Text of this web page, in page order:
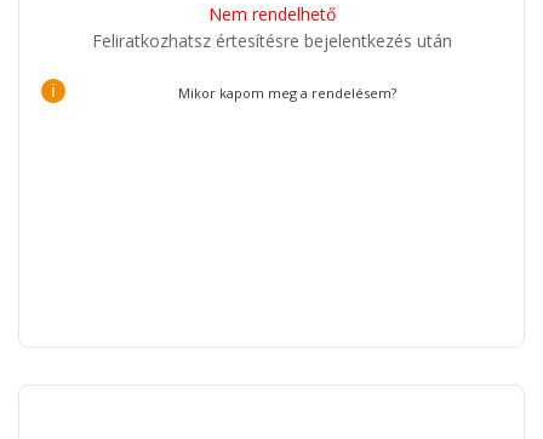
Nem rendelhető
Feliratkozhatsz értesítésre bejelentkezés után
i Mikor kapom meg a rendelésem?